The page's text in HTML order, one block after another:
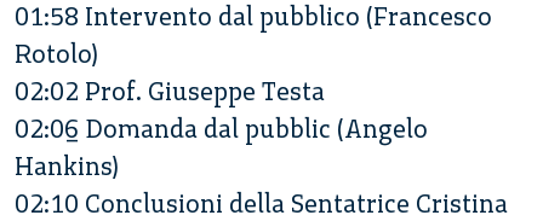
01:58 Intervento dal pubblico (Francesco
Rotolo)
02:02 Prof. Giuseppe Testa
02:06 Domanda dal pubblic (Angelo
Hankins)
02:10 Conclusioni della Sentatrice Cristina